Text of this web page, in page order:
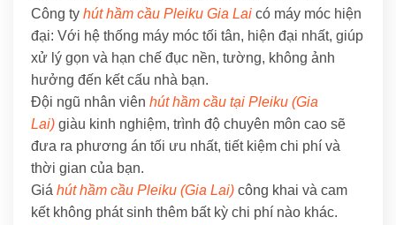
Công ty hút hầm cầu Pleiku Gia Lai có máy móc hiện
đại: Với hệ thống máy móc tối tân, hiện đại nhất, giúp
xử lý gọn và hạn chế đục nền, tường, không ảnh
hưởng đến kết cấu nhà bạn.
Đội ngũ nhân viên hút hầm cầu tại Pleiku (Gia
Lai) giàu kinh nghiệm, trình độ chuyên môn cao sẽ
đưa ra phương án tối ưu nhất, tiết kiệm chi phí và
thời gian của bạn.
Giá hút hầm cầu Pleiku (Gia Lai) công khai và cam
kết không phát sinh thêm bất kỳ chi phí nào khác.